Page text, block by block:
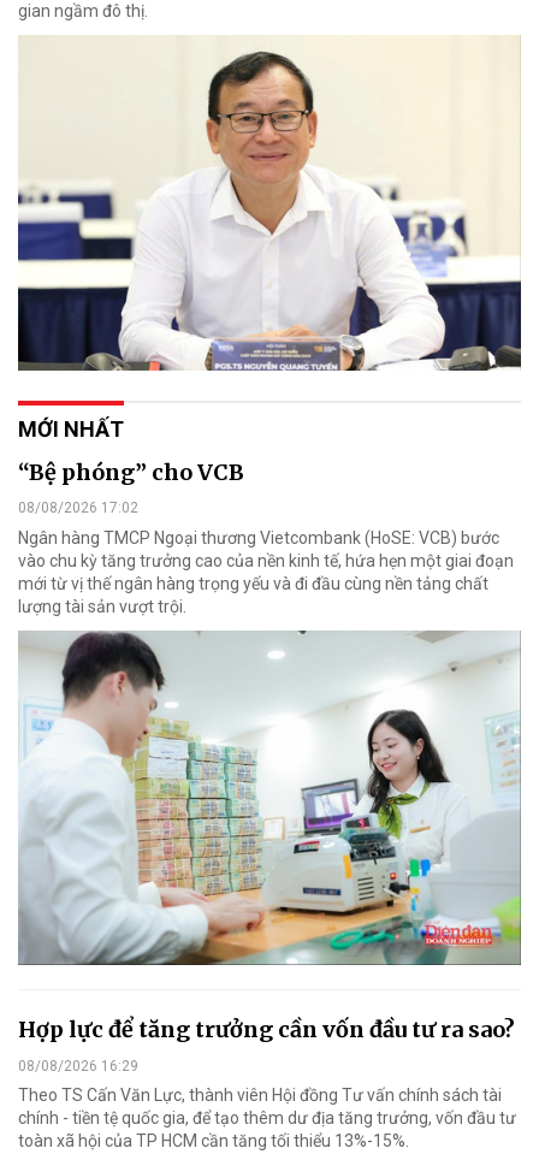
gian ngầm đô thị.
MỚI NHẤT
“Bệ phóng” cho VCB
08/08/2026 17:02
Ngân hàng TMCP Ngoại thương Vietcombank (HoSE: VCB) bước
vào chu kỳ tăng trưởng cao của nền kinh tế, hứa hẹn một giai đoạn
mới từ vị thế ngân hàng trọng yếu và đi đầu cùng nền tảng chất
lượng tài sản vượt trội.
Hợp lực để tăng trưởng cần vốn đầu tư ra sao?
08/08/2026 16:29
Theo TS Cấn Văn Lực, thành viên Hội đồng Tư vấn chính sách tài
chính - tiền tệ quốc gia, để tạo thêm dư địa tăng trưởng, vốn đầu tư
toàn xã hội của TP HCM cần tăng tối thiểu 13%-15%.